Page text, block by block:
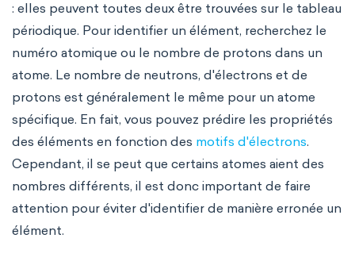
: elles peuvent toutes deux être trouvées sur le tableau
périodique. Pour identifier un élément, recherchez le
numéro atomique ou le nombre de protons dans un
atome. Le nombre de neutrons, d'électrons et de
protons est généralement le même pour un atome
spécifique. En fait, vous pouvez prédire les propriétés
des éléments en fonction des motifs d'électrons.
Cependant, il se peut que certains atomes aient des
nombres différents, il est donc important de faire
attention pour éviter d'identifier de manière erronée un
élément.